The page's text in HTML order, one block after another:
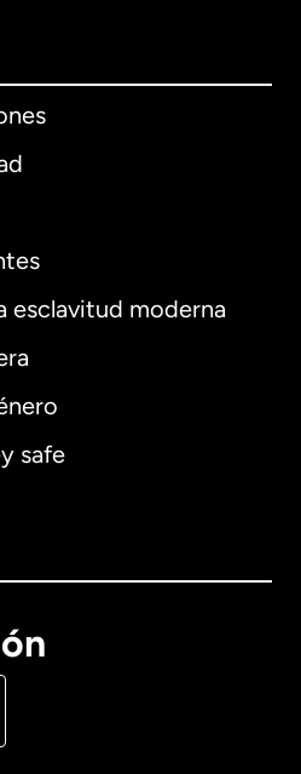
esclavitud moderna
safe
English